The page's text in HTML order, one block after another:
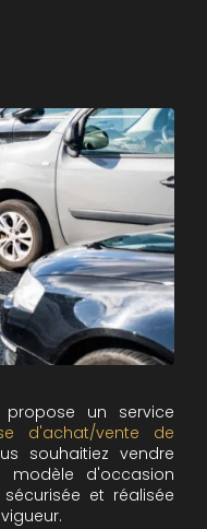
propose un service
d'achat/vente de
souhaitiez vendre
d'occasion
et réalisée